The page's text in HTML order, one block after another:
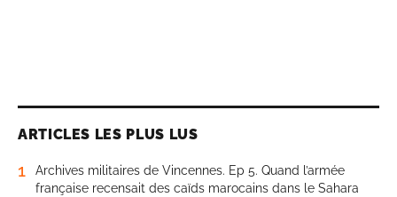
ARTICLES LES PLUS LUS
1
Archives militaires de Vincennes. Ep 5. Quand l’armée
française recensait des caïds marocains dans le Sahara